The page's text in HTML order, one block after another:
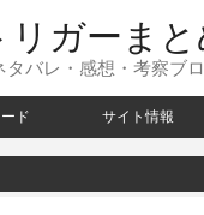
リガーま
タバレ・感想・考察ブ
ド サイト情報